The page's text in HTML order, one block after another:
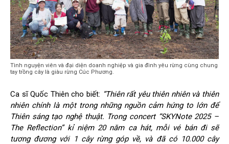
Tình nguyện viên và đại diện doanh nghiệp và gia đình yêu rừng cùng chung
tay trồng cây là giàu rừng Cúc Phương.
Ca sĩ Quốc Thiên cho biết: “Thiên rất yêu thiên nhiên và thiên
nhiên chính là một trong những nguồn cảm hứng to lớn để
Thiên sáng tạo nghệ thuật. Trong concert “SKYNote 2025 –
The Reflection” kỉ niệm 20 năm ca hát, mỗi vé bán đi sẽ
tương đương với 1 cây rừng góp về, và đã có 10.000 cây